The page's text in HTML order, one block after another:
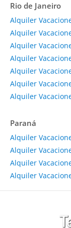
Rio de Janeiro
Alquiler
Alquiler
Alquiler
Alquiler
Alquiler
Alquiler
Alquiler
Paraná
Alquiler
Alquiler
Alquiler
Alquiler